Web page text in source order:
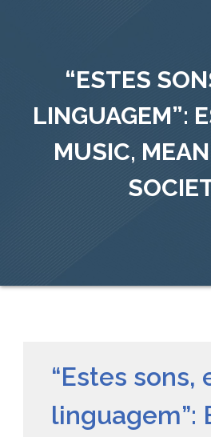
“ESTES
LINGUAGEM”:
MUSIC,
“Estes sons,
linguagem”: